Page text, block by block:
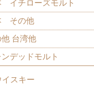
イチローズモルト
その他
他 台湾他
デッドモルト
イスキー